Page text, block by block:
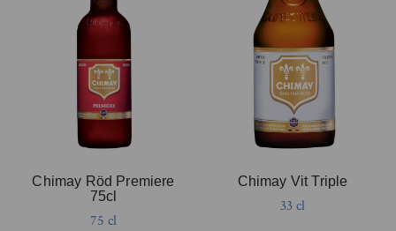
Chimay Röd Premiere
75cl
75 cl
Chimay Vit Triple
33 cl